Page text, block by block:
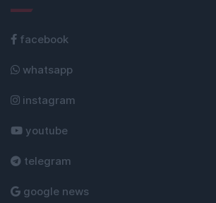
facebook
whatsapp
instagram
youtube
telegram
google news